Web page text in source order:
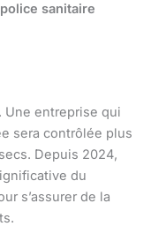
police sanitaire
Une entreprise qui
sera contrôlée plus
Depuis 2024,
du
s’assurer de la